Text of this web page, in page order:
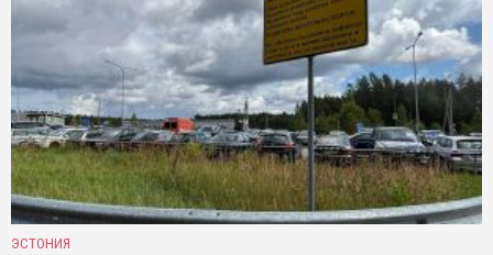
ЭСТОНИЯ